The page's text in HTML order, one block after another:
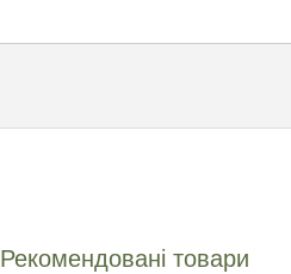
Рекомендовані товари